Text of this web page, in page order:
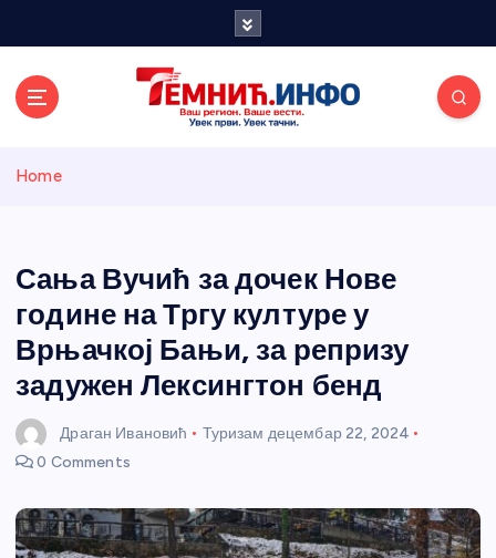
и портал
Home
Сања Вучић за дочек Нове
године на Тргу културе у
Врњачкој Бањи, за репризу
задужен Лексингтон бенд
Драган Ивановић Туризам децембар 22, 2024
0 Comments